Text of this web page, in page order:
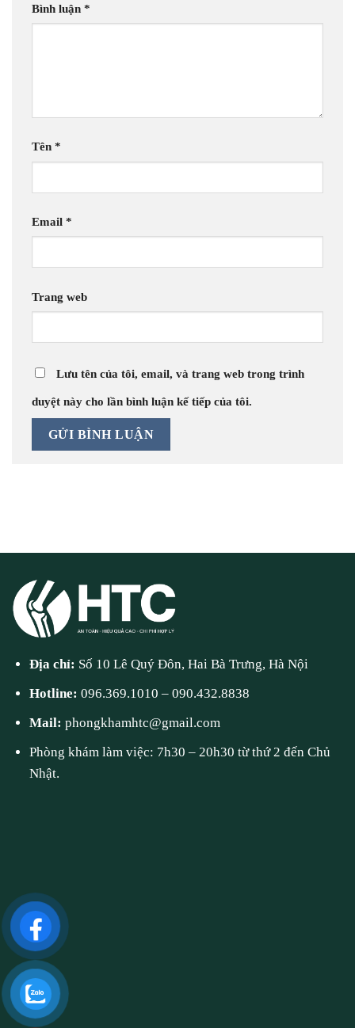
Bình luận *
Tên *
Email *
Trang web
Lưu tên của tôi, email, và trang web trong trình
duyệt này cho lần bình luận kế tiếp của tôi.
Địa chỉ: Số 10 Lê Quý Đôn, Hai Bà Trưng, Hà Nội
Hotline:096.369.1010 –090.432.8838
Mail:phongkhamhtc@gmail.com
Phòng khám làm việc: 7h30 – 20h30 từ thứ 2 đến Chủ
Nhật.